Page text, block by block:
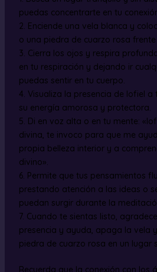
puedas concentrarte en tu
2. Enciende una vela blanca y
o una piedra de cuarzo rosa frente
3. Cierra los ojos y respira
en tu respiración y dejando ir
puedas sentir en tu cuerpo.
4. Visualiza la presencia de Iofiel
su energía amorosa y protectora.
5. Di en voz alta o en tu mente:
divina, te invoco para que me
propia belleza interior y a
divino».
6. Permite que tus pensamientos
prestando atención a las ideas o
puedan surgir durante la
7. Cuando te sientas listo,
presencia y ayuda, apaga la vela
piedra de cuarzo rosa en un lugar
Recuerda que la conexión con los